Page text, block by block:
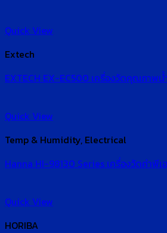
Quick View
Extech
EXTECH EX-EC500 เครื่องวัดคุณภาพน้
Quick View
Temp & Humidity, Electrical
Hanna HI-98130 Series เครื่องวัดค่าพี
Quick View
HORIBA